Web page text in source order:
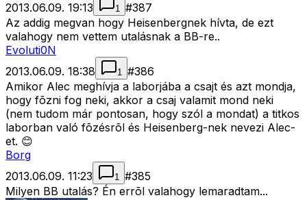
2013.06.09. 19:13
1 #387
Az addig megvan hogy Heisenbergnek hívta, de ezt
valahogy nem vettem utalásnak a BB-re..
Evoluti0N
2013.06.09. 18:38
1 #386
Amikor Alec meghívja a laborjába a csajt és azt mondja,
hogy fõzni fog neki, akkor a csaj valamit mond neki
(nem tudom már pontosan, hogy szól a mondat) a titkos
laborban való fõzésrõl és Heisenberg-nek nevezi Alec-
et. 😊
Borg
2013.06.09. 11:23
1 #385
Milyen BB utalás? Én errõl valahogy lemaradtam...